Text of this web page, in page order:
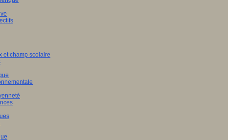
et champ scolaire